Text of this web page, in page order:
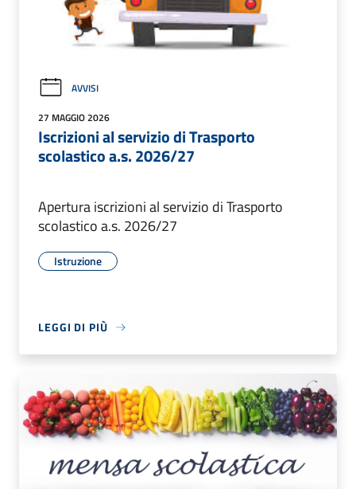
AVVISI
27 MAGGIO 2026
Iscrizioni al servizio di Trasporto
scolastico a.s. 2026/27
Apertura iscrizioni al servizio di Trasporto
scolastico a.s. 2026/27
Istruzione
LEGGI DI PIÙ